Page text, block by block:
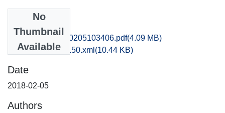
No
Thumbnail
Available
nat1here_20180205103406.pdf(4.09 MB)
recordxml_item_150.xml (10.44 KB)
Date
2018-02-05
Authors